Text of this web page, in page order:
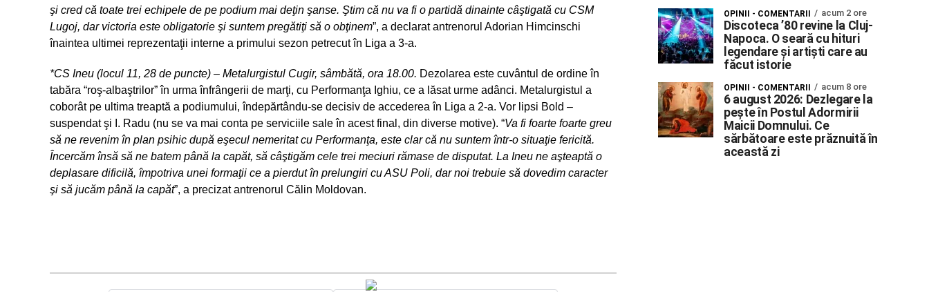
şi cred că toate trei echipele de pe podium mai deţin şanse. Ştim că nu va fi o partidă dinainte câştigată cu CSM
Lugoj, dar victoria este obligatorie şi suntem pregătiţi să o obţinem”, a declarat antrenorul Adorian Himcinschi
înaintea ultimei reprezentaţii interne a primului sezon petrecut în Liga a 3-a.
*CS Ineu (locul 11, 28 de puncte) – Metalurgistul Cugir, sâmbătă, ora 18.00. Dezolarea este cuvântul de ordine în
tabăra “roş-albaştrilor” în urma înfrângerii de marţi, cu Performanţa Ighiu, ce a lăsat urme adânci. Metalurgistul a
coborât pe ultima treaptă a podiumului, îndepărtându-se decisiv de accederea în Liga a 2-a. Vor lipsi Bold –
suspendat şi I. Radu (nu se va mai conta pe serviciile sale în acest final, din diverse motive). “Va fi foarte foarte greu
să ne revenim în plan psihic după eşecul nemeritat cu Performanţa, este clar că nu suntem într-o situaţie fericită.
Încercăm însă să ne batem până la capăt, să câştigăm cele trei meciuri rămase de disputat. La Ineu ne aşteaptă o
deplasare dificilă, împotriva unei formaţii ce a pierdut în prelungiri cu ASU Poli, dar noi trebuie să dovedim caracter
şi să jucăm până la capăt”, a precizat antrenorul Călin Moldovan.
OPINII - COMENTARII acum 2 ore
Discoteca ’80 revine la Cluj-
Napoca. O seară cu hituri
legendare și artiști care au
făcut istorie
OPINII - COMENTARII acum 8 ore
6 august 2026: Dezlegare la
pește în Postul Adormirii
Maicii Domnului. Ce
sărbătoare este prăznuită în
această zi